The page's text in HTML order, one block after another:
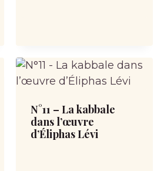
N°11 – La kabbale
dans l’œuvre
d’Éliphas Lévi